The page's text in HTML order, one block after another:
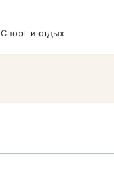
Спорт и отдых